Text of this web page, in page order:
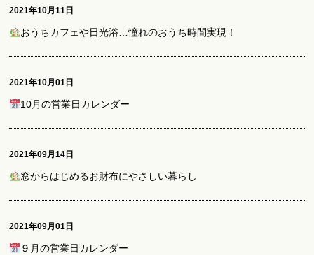
2021年10月11日
おうちカフェや日光浴…憧れのおうち時間実現！
2021年10月01日
10月の営業日カレンダー
2021年09月14日
窓からはじめるお財布にやさしい暮らし
2021年09月01日
９月の営業日カレンダー